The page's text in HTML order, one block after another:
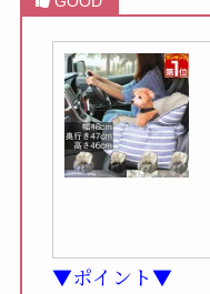
▼ポイント▼